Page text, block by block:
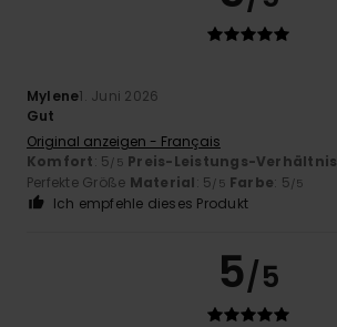
Mylene1. Juni 2026
Gut
Original anzeigen - Français
Komfort: 5 /5 Preis-Leistungs-Verhältnis
Perfekte Größe Material: 5 /5 Farbe: 5 /5
Ich empfehle dieses Produkt
5/5